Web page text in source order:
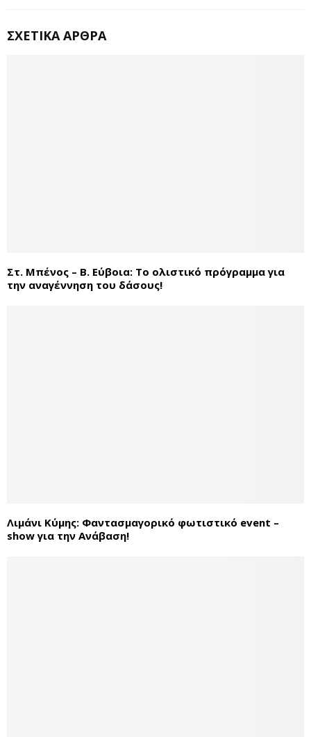
ΣΧΕΤΙΚΆ ΆΡΘΡΑ
Στ. Μπένος – Β. Εύβοια: Το ολιστικό πρόγραμμα για
την αναγέννηση του δάσους!
Λιμάνι Κύμης: Φαντασμαγορικό φωτιστικό event –
show για την Ανάβαση!